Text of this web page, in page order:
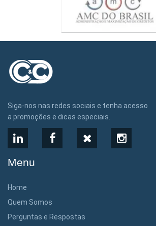
Siga-nos nas redes sociais e tenha acesso
a promoções e dicas especiais.
LinkedInFacebook
Menu
Home
Quem Somos
Perguntas e Respostas